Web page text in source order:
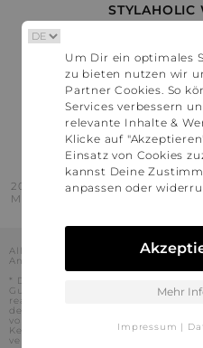
2016 - 2026 © Stylaholic.
Made for you with love in
Alle Preise inkl. der jeweils
Angaben ohne Gewähr.
* Die angezeigten Preise
Gutschein-Codes auf den Seiten
realisiert werden können.
der Gutschein-Codes durch und es
vorkommen, dass die Gutscheine
Kenntnisstand bei dem jeweiligen
verwendet werden können.
Um Dir ein optimales
zu bieten nutzen wir
Partner Cookies. So
Services verbessern
relevante Inhalte &
Klicke auf
Einsatz von Cookies
kannst Deine
anpassen oder
Mehr
Impressum |